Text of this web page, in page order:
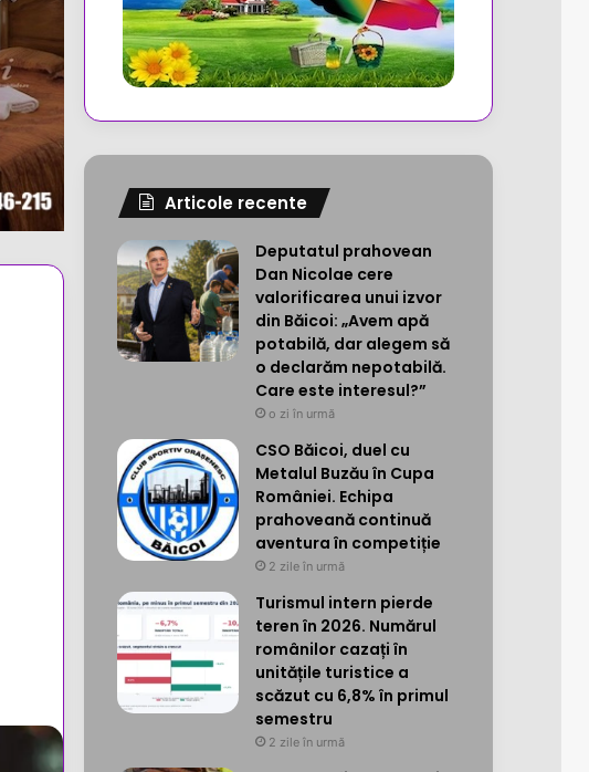
Articole recente
Deputatul prahovean
Dan Nicolae cere
valorificarea unui izvor
din Băicoi: „Avem apă
potabilă, dar alegem să
o declarăm nepotabilă.
Care este interesul?”
o zi în urmă
CSO Băicoi, duel cu
Metalul Buzău în Cupa
României. Echipa
prahoveană continuă
aventura în competiție
2 zile în urmă
Turismul intern pierde
teren în 2026. Numărul
românilor cazați în
unitățile turistice a
scăzut cu 6,8% în primul
semestru
2 zile în urmă